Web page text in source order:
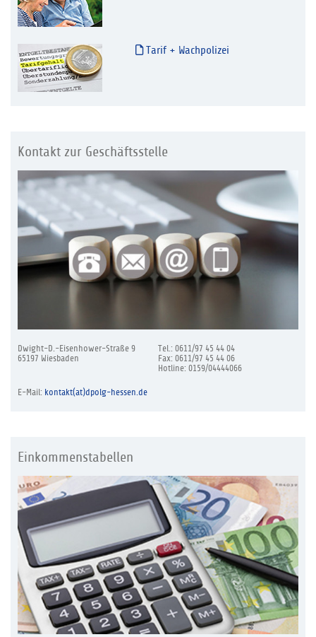
Tarif + Wachpolizei
Kontakt zur Geschäftsstelle
Dwight-D.-Eisenhower-Straße 9
65197 Wiesbaden
Tel.: 0611/97 45 44 04
Fax: 0611/97 45 44 06
Hotline: 0159/04444066
E-Mail: kontakt(at)dpolg-hessen.de
Einkommenstabellen